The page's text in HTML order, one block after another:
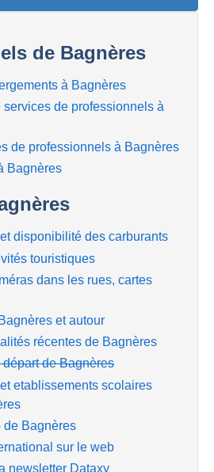
de Bagnères
à Bagnères
de professionnels à
de professionnels à Bagnères
Bagnères
disponibilité des carburants
touristiques
dans les rues, cartes
et autour
récentes de Bagnères
de Bagnères
etablissements scolaires
de Bagnères
sur le web
newsletter Dataxy